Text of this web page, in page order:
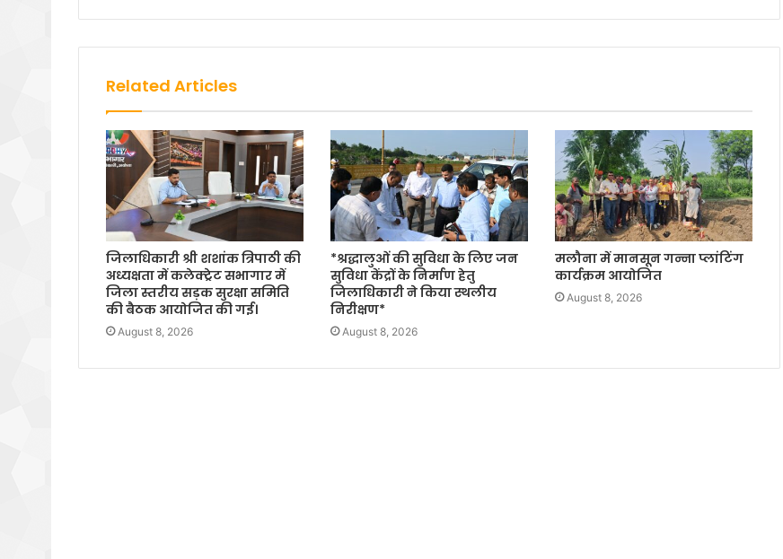
Related Articles
जिलाधिकारी श्री शशांक त्रिपाठी की
अध्यक्षता में कलेक्ट्रेट सभागार में
जिला स्तरीय सड़क सुरक्षा समिति
की बैठक आयोजित की गई।
August 8, 2026
*श्रद्धालुओं की सुविधा के लिए जन
सुविधा केंद्रों के निर्माण हेतु
जिलाधिकारी ने किया स्थलीय
निरीक्षण*
August 8, 2026
मलौना में मानसून गन्ना प्लांटिंग
कार्यक्रम आयोजित
August 8, 2026